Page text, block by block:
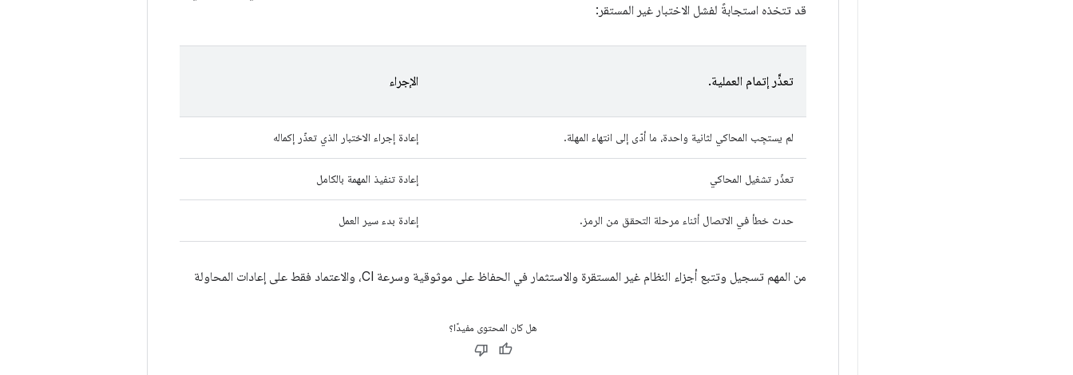
قد تتخذه استجابةً لفشل الاختبار غير المستقر:
تعذَّر إتمام العملية. الإجراء
لم يستجِب المحاكي لثانية واحدة، ما أدّى إلى انتهاء المهلة. إعادة إجراء الاختبار الذي تعذّر إكماله
تعذّر تشغيل المحاكي إعادة تنفيذ المهمة بالكامل
حدث خطأ في الاتصال أثناء مرحلة التحقق من الرمز. إعادة بدء سير العمل
من المهم تسجيل وتتبع أجزاء النظام غير المستقرة والاستثمار في الحفاظ على موثوقية وسرعة CI، والاعتماد فقط على إعادات المحاولة
هل كان المحتوى مفيدًا؟